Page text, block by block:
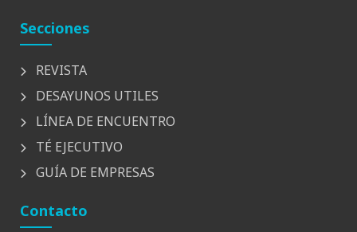
Secciones
REVISTA
DESAYUNOS UTILES
LÍNEA DE ENCUENTRO
TÉ EJECUTIVO
GUÍA DE EMPRESAS
Contacto